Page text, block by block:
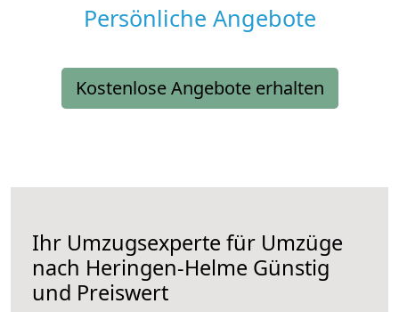
Persönliche Angebote
Kostenlose Angebote erhalten
Ihr Umzugsexperte für Umzüge
nach Heringen-Helme Günstig
und Preiswert